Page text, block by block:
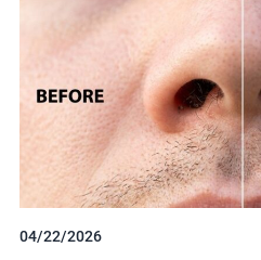
04/22/2026